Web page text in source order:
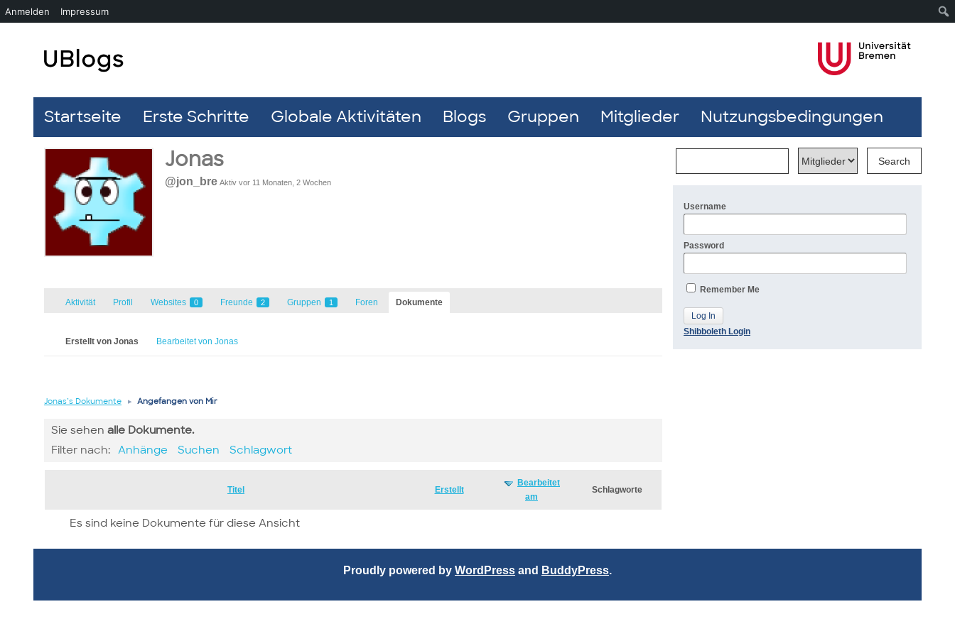
Startseite Erste Schritte Globale Aktivitäten Blogs Gruppen Mitglieder Nutzungsbedingungen
Jonas
@jon_bre Aktiv vor 11 Monaten, 2 Wochen
Aktivität Profil Websites 0 Freunde 2 Gruppen 1 Foren Dokumente
Erstellt von Jonas Bearbeitet von Jonas
Jonas’s Dokumente ▸ Angefangen von Mir
Sie sehen alle Dokumente.
Filter nach: Anhänge Suchen Schlagwort
Titel Erstellt
Bearbeitet
am
Schlagworte
Es sind keine Dokumente für diese Ansicht
Username
Password
Remember Me
Shibboleth Login
Proudly powered by WordPress and BuddyPress.
Anmelden Impressum